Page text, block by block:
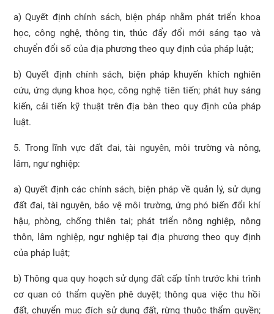
a) Quyết định chính sách, biện pháp nhằm phát triển khoa
học, công nghệ, thông tin, thúc đẩy đổi mới sáng tạo và
chuyển đổi số của địa phương theo quy định của pháp luật;
b) Quyết định chính sách, biện pháp khuyến khích nghiên
cứu, ứng dụng khoa học, công nghệ tiên tiến; phát huy sáng
kiến, cải tiến kỹ thuật trên địa bàn theo quy định của pháp
luật.
5. Trong lĩnh vực đất đai, tài nguyên, môi trường và nông,
lâm, ngư nghiệp:
a) Quyết định các chính sách, biện pháp về quản lý, sử dụng
đất đai, tài nguyên, bảo vệ môi trường, ứng phó biến đổi khí
hậu, phòng, chống thiên tai; phát triển nông nghiệp, nông
thôn, lâm nghiệp, ngư nghiệp tại địa phương theo quy định
của pháp luật;
b) Thông qua quy hoạch sử dụng đất cấp tỉnh trước khi trình
cơ quan có thẩm quyền phê duyệt; thông qua việc thu hồi
đất, chuyển mục đích sử dụng đất, rừng thuộc thẩm quyền;